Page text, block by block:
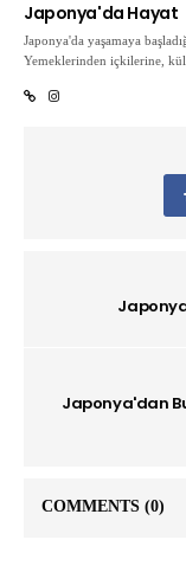
Japonya'da Hayat
Japonya'da yaşamaya
Yemeklerinden içkilerine,
Japonya'dan
COMMENTS (0)